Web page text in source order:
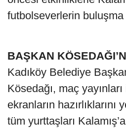
futbolseverlerin buluşma
BAŞKAN
Kadıköy Belediye
Kösedağı, maç
ekranların
tüm yurttaşları